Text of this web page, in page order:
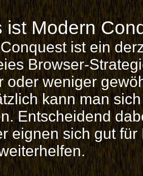
ist Modern
ist ein
Browser-
oder weniger
kann man
Entscheidend
eignen sich gut